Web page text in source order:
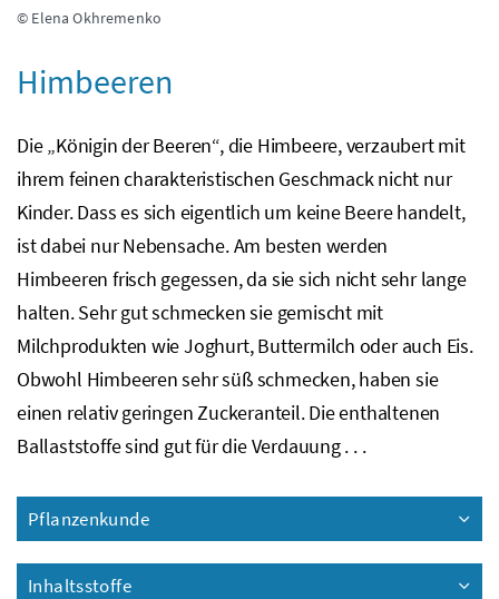
© Elena Okhremenko
Himbeeren
Die „Königin der Beeren“, die Himbeere, verzaubert mit
ihrem feinen charakteristischen Geschmack nicht nur
Kinder. Dass es sich eigentlich um keine Beere handelt,
ist dabei nur Nebensache. Am besten werden
Himbeeren frisch gegessen, da sie sich nicht sehr lange
halten. Sehr gut schmecken sie gemischt mit
Milchprodukten wie Joghurt, Buttermilch oder auch Eis.
Obwohl Himbeeren sehr süß schmecken, haben sie
einen relativ geringen Zuckeranteil. Die enthaltenen
Ballaststoffe sind gut für die Verdauung . . .
Pflanzenkunde
Inhaltsstoffe